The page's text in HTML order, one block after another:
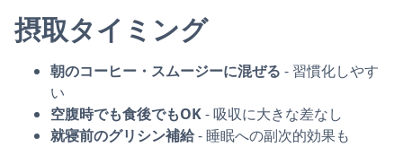
摂取タイミング
朝のコーヒー・スムージーに混ぜる - 習慣化しやす
い
空腹時でも食後でもOK- 吸収に大きな差なし
就寝前のグリシン補給- 睡眠への副次的効果も